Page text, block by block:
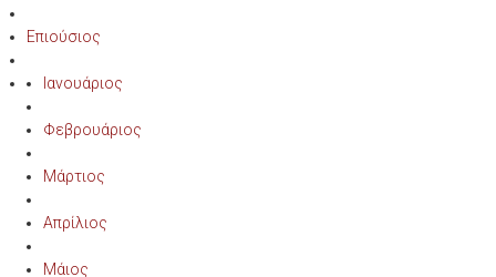
Επιούσιος
Ιανουάριος
Φεβρουάριος
Μάρτιος
Απρίλιος
Μάιος